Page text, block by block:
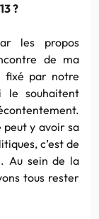
?
les propos
de ma
fixé par notre
le souhaitent
peut y avoir sa
c’est de
Au sein de la
tous rester